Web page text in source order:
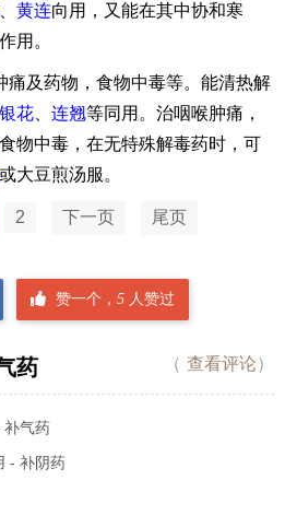
黄连向用，又能在其中协和寒
用。
痛及药物，食物中毒等。能清热解
银花 连翘等同用。治咽喉肿痛，
物中毒，在无特殊解毒药时，可
或大豆煎汤服。
2 下一页 尾页
赞一个，5 人赞过
（ 查看评论）
药
补气药
- 补阴药